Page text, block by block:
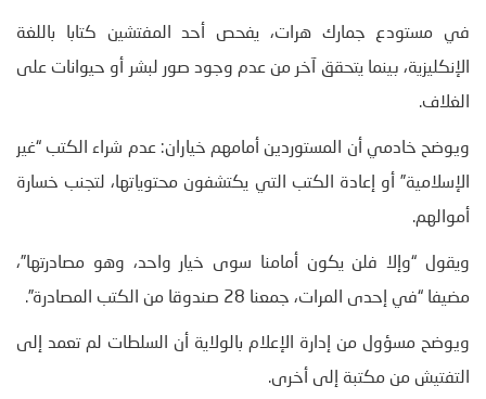
في مستودع جمارك هرات، يفحص أحد المفتشين كتابا باللغة
الإنكليزية، بينما يتحقق آخر من عدم وجود صور لبشر أو حيوانات على
الغلاف.
ويوضح خادمي أن المستوردين أمامهم خياران: عدم شراء الكتب “غير
الإسلامية” أو إعادة الكتب التي يكتشفون محتوياتها، لتجنب خسارة
أموالهم.
ويقول “وإلا فلن يكون أمامنا سوى خيار واحد، وهو مصادرتها”،
مضيفا “في إحدى المرات، جمعنا 28 صندوقا من الكتب المصادرة”.
ويوضح مسؤول من إدارة الإعلام بالولاية أن السلطات لم تعمد إلى
التفتيش من مكتبة إلى أخرى.